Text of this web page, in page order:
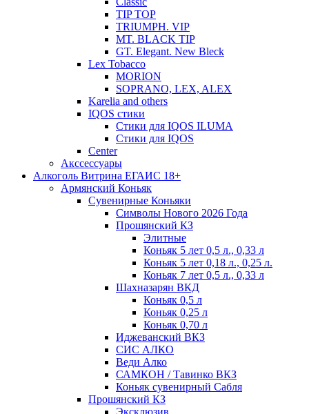
TIP TOP
TRIUMPH. VIP
MT. BLACK TIP
GT. Elegant. New Bleck
Lex Tobacco
MORION
SOPRANO, LEX, ALEX
Karelia and others
IQOS стики
Стики для IQOS ILUMA
Стики для IQOS
Сenter
Акссессуары
Алкоголь Витрина ЕГАИС 18+
Армянский Коньяк
Сувенирные Коньяки
Символы Нового 2026 Года
Прошянский КЗ
Элитные
Коньяк 5 лет 0,5 л., 0,33 л
Коньяк 5 лет 0,18 л., 0,25 л.
Коньяк 7 лет 0,5 л., 0,33 л
Шахназарян ВКД
Коньяк 0,5 л
Коньяк 0,25 л
Коньяк 0,70 л
Иджеванский ВКЗ
СИС АЛКО
Веди Алко
САМКОН / Тавинко ВКЗ
Коньяк сувенирный Сабля
Прошянский КЗ
Эксклюзив